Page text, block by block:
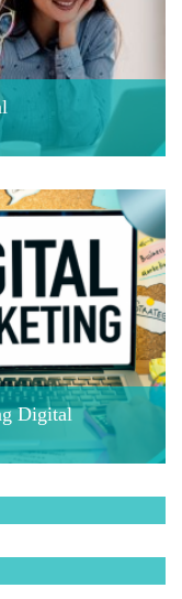
Digital